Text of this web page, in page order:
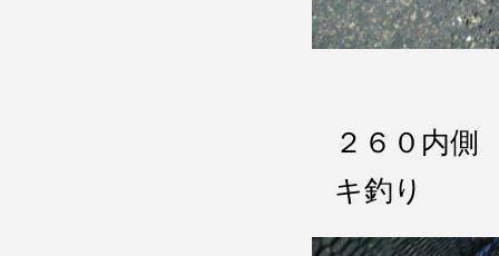
２６０内
キ釣り